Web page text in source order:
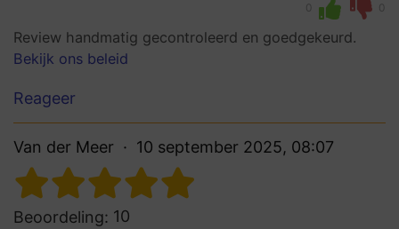
0 0
Review handmatig gecontroleerd en goedgekeurd.
Bekijk ons beleid
Reageer
Van der Meer 10 september 2025, 08:07
Beoordeling: 10